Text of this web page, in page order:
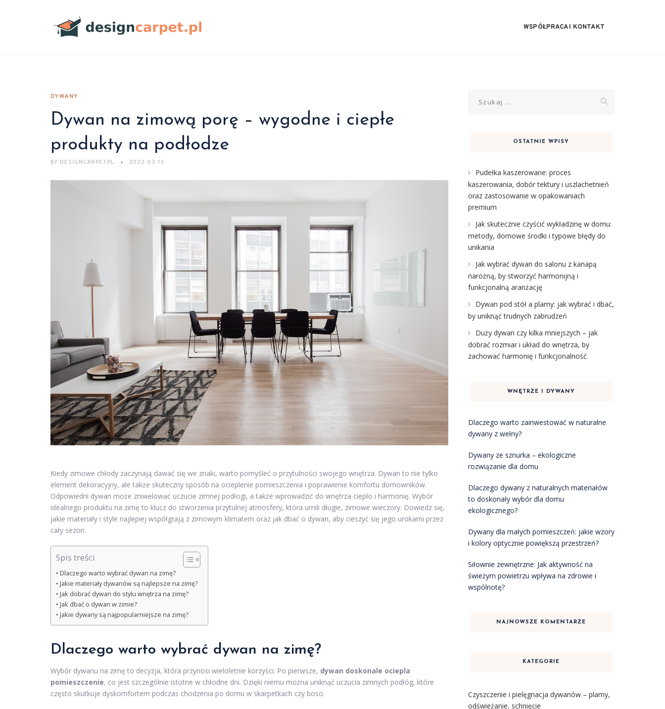
WSPÓŁPRACA I KONTAKT
DYWANY
Dywan na zimową porę – wygodne i ciepłe
produkty na podłodze
BY DESIGNCARPET.PL 2022-03-13
Kiedy zimowe chłody zaczynają dawać się we znaki, warto pomyśleć o przytulności swojego wnętrza. Dywan to nie tylko
element dekoracyjny, ale także skuteczny sposób na ocieplenie pomieszczenia i poprawienie komfortu domowników.
Odpowiedni dywan może zniwelować uczucie zimnej podłogi, a także wprowadzić do wnętrza ciepło i harmonię. Wybór
idealnego produktu na zimę to klucz do stworzenia przytulnej atmosfery, która umili długie, zimowe wieczory. Dowiedz się,
jakie materiały i style najlepiej współgrają z zimowym klimatem oraz jak dbać o dywan, aby cieszyć się jego urokami przez
cały sezon.
Spis treści
Dlaczego warto wybrać dywan na zimę?
Jakie materiały dywanów są najlepsze na zimę?
Jak dobrać dywan do stylu wnętrza na zimę?
Jak dbać o dywan w zimie?
Jakie dywany są najpopularniejsze na zimę?
Dlaczego warto wybrać dywan na zimę?
Wybór dywanu na zimę to decyzja, która przynosi wieloletnie korzyści. Po pierwsze, dywan doskonale ociepla
pomieszczenie, co jest szczególnie istotne w chłodne dni. Dzięki niemu można uniknąć uczucia zimnych podłóg, które
często skutkuje dyskomfortem podczas chodzenia po domu w skarpetkach czy boso.
OSTATNIE WPISY
Pudełka kaszerowane: proces
kaszerowania, dobór tektury i uszlachetnień
oraz zastosowanie w opakowaniach
premium
Jak skutecznie czyścić wykładzinę w domu:
metody, domowe środki i typowe błędy do
unikania
Jak wybrać dywan do salonu z kanapą
narożną, by stworzyć harmonijną i
funkcjonalną aranżację
Dywan pod stół a plamy: jak wybrać i dbać,
by uniknąć trudnych zabrudzeń
Duży dywan czy kilka mniejszych – jak
dobrać rozmiar i układ do wnętrza, by
zachować harmonię i funkcjonalność
WNĘTRZE I DYWANY
Dlaczego warto zainwestować w naturalne
dywany z wełny?
Dywany ze sznurka – ekologiczne
rozwiązanie dla domu
Dlaczego dywany z naturalnych materiałów
to doskonały wybór dla domu
ekologicznego?
Dywany dla małych pomieszczeń: jakie wzory
i kolory optycznie powiększą przestrzeń?
Siłownie zewnętrzne: Jak aktywność na
świeżym powietrzu wpływa na zdrowie i
wspólnotę?
NAJNOWSZE KOMENTARZE
KATEGORIE
Czyszczenie i pielęgnacja dywanów – plamy,
odświeżanie, schnięcie